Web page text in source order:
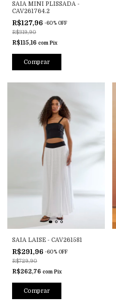
SAIA MINI PLISSADA -
CAV261764.2
R$127,96 -60% OFF
R$319,90
R$115,16 com Pix
Comprar
SAIA LAISE - CAV261581
R$291,96 -60% OFF
R$729,90
R$262,76 com Pix
Comprar